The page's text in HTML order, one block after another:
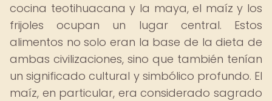
cocina teotihuacana y la maya, el maíz y los
frijoles ocupan un lugar central. Estos
alimentos no solo eran la base de la dieta de
ambas civilizaciones, sino que también tenían
un significado cultural y simbólico profundo. El
maíz, en particular, era considerado sagrado